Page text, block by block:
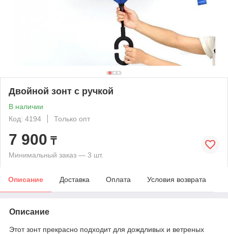
Двойной зонт с ручкой
В наличии
Код: 4194
Только опт
7 900 ₸
Минимальный заказ — 3 шт.
Описание Доставка Оплата Условия возврата
Описание
Этот зонт прекрасно подходит для дождливых и ветреных